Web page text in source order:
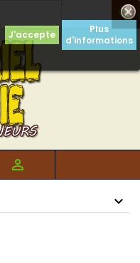

J'accepte
Plus
d'informations
